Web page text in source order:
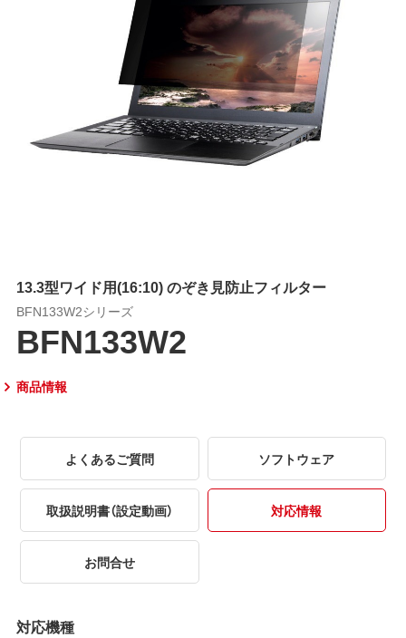
13.3型ワイド用(16:10) のぞき見防止フィルター
BFN133W2シリーズ
BFN133W2
商品情報
よくあるご質問 ソフトウェア
取扱説明書（設定動画） 対応情報
お問合せ
対応機種